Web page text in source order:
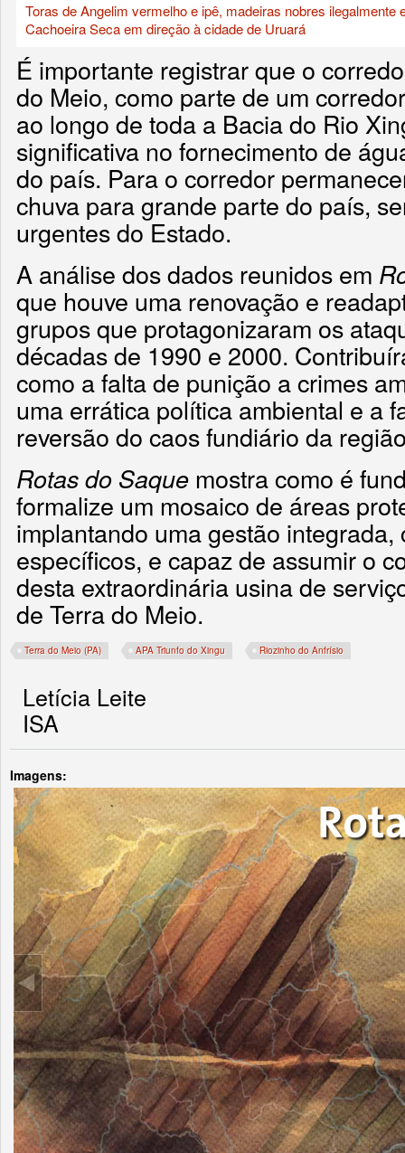
Toras de Angelim vermelho e ipê, madeiras nobres
Cachoeira Seca em direção à cidade de Uruará
É importante registrar que o
do Meio, como parte de um
ao longo de toda a Bacia do Rio
significativa no fornecimento de
do país. Para o corredor
chuva para grande parte do país,
urgentes do Estado.
A análise dos dados reunidos em
que houve uma renovação e
grupos que protagonizaram os
décadas de 1990 e 2000.
como a falta de punição a crimes
uma errática política ambiental e a
reversão do caos fundiário da
Rotas do Saque mostra como é
formalize um mosaico de áreas
implantando uma gestão integrada,
específicos, e capaz de assumir o
desta extraordinária usina de
de Terra do Meio.
Terra do Meio (PA) APA Triunfo do Xingu Riozinho do Anfrísio
Letícia Leite
ISA
Imagens: